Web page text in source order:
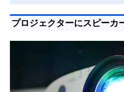
プロジェクターにスピーカ